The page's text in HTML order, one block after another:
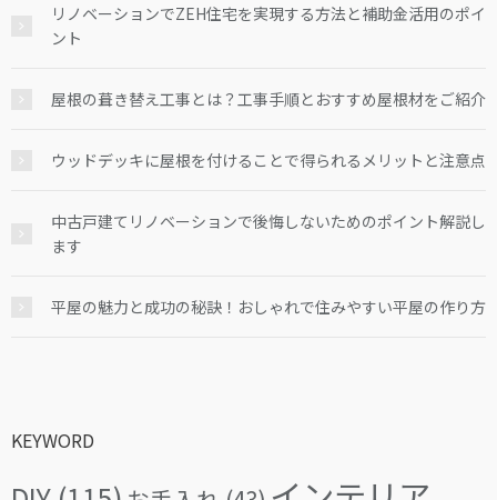
リノベーションでZEH住宅を実現する方法と補助金活用のポイ
ント
屋根の葺き替え工事とは？工事手順とおすすめ屋根材をご紹介
ウッドデッキに屋根を付けることで得られるメリットと注意点
中古戸建てリノベーションで後悔しないためのポイント解説し
ます
平屋の魅力と成功の秘訣！おしゃれで住みやすい平屋の作り方
KEYWORD